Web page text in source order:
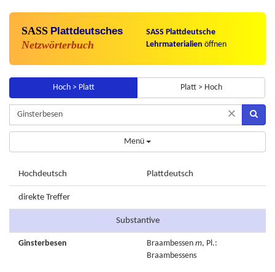
SASS Plattdeutsches
Netzwörterbuch
SASS Plattdeutsche
Lehrmaterialien öffnen
Hoch > Platt Platt > Hoch
×
Menü
Hochdeutsch Plattdeutsch
direkte Treffer
Substantive
Ginsterbesen Braambessen m, Pl.:
Braambessens